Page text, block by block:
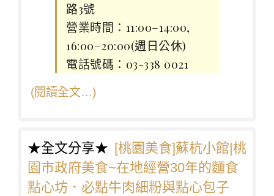
路3號
營業時間：11:00–14:00,
16:00–20:00(週日公休)
電話號碼：03-338 0021
(閱讀全文…)
★全文分享★ [桃園美食]蘇杭小館|桃
園市政府美食~在地經營30年的麵食
點心坊．必點牛肉細粉與點心包子